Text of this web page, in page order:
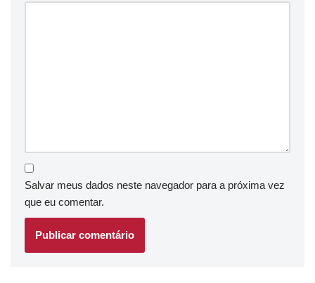
Salvar meus dados neste navegador para a próxima vez
que eu comentar.